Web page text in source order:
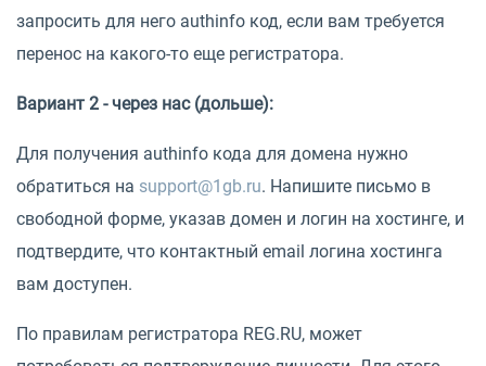
запросить для него authinfo код, если вам требуется
перенос на какого-то еще регистратора.
Вариант 2 - через нас (дольше):
Для получения authinfo кода для домена нужно
обратиться на support@1gb.ru. Напишите письмо в
свободной форме, указав домен и логин на хостинге, и
подтвердите, что контактный email логина хостинга
вам доступен.
По правилам регистратора REG.RU, может